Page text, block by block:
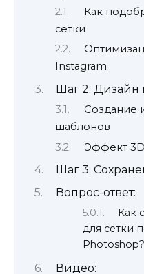
Как
сетки
Instagram
Шаг 2: Дизайн
Создание
шаблонов
Эффект
Шаг 3:
Вопрос-ответ:
Как
для сетки
Photoshop?
Видео: